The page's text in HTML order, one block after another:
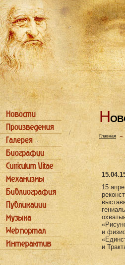
Н
Главная→
15
и
и